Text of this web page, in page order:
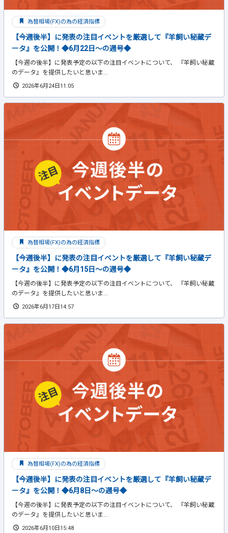
為替相場(FX)の為の経済指標
【今週後半】に発表の注目イベントを厳選して『羊飼い秘蔵デ
ータ』を公開！◆6月22日～の週号◆
【今週の後半】に発表予定の以下の注目イベントについて、 『羊飼い秘蔵
のデータ』を提供したいと思いま...
2026年6月24日11:05
為替相場(FX)の為の経済指標
【今週後半】に発表の注目イベントを厳選して『羊飼い秘蔵デ
ータ』を公開！◆6月15日～の週号◆
【今週の後半】に発表予定の以下の注目イベントについて、 『羊飼い秘蔵
のデータ』を提供したいと思いま...
2026年6月17日14:57
為替相場(FX)の為の経済指標
【今週後半】に発表の注目イベントを厳選して『羊飼い秘蔵デ
ータ』を公開！◆6月8日～の週号◆
【今週の後半】に発表予定の以下の注目イベントについて、 『羊飼い秘蔵
のデータ』を提供したいと思いま...
2026年6月10日15:48